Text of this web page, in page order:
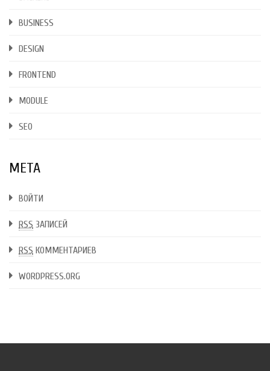
BUSINESS
DESIGN
FRONTEND
MODULE
SEO
МЕТА
ВОЙТИ
RSS ЗАПИСЕЙ
RSS КОММЕНТАРИЕВ
WORDPRESS.ORG